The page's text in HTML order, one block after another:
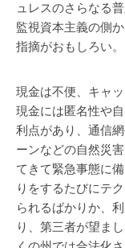
ュレスのさらなる
監視資本主義の側
指摘がおもしろい。
現金は不便、キャ
現金には匿名性や
利点があり、通信
ーンなどの自然災
てきて緊急事態に
りをするたびにテ
られるばかりか、
り、第三者が望ま